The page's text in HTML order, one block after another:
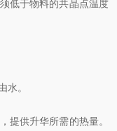
低于物料的共晶点温度
。
供升华所需的热量。